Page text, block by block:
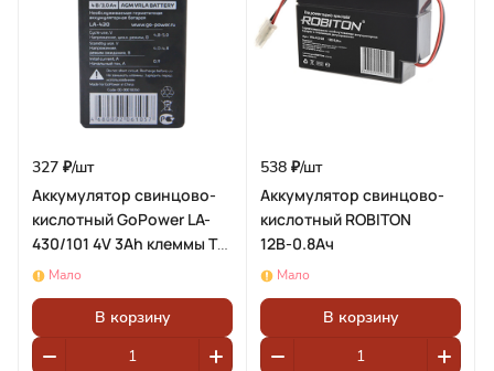
327 ₽/шт
Аккумулятор свинцово-
кислотный GoPower LA-
430/101 4V 3Ah клеммы T1/
F1(1/20)
Мало
В корзину
538 ₽/шт
Аккумулятор свинцово-
кислотный ROBITON
12В-0.8Ач
Мало
В корзину